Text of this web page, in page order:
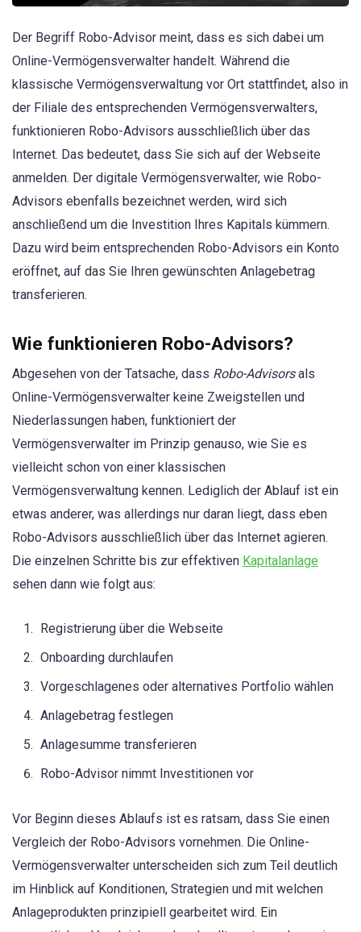
Der Begriff Robo-Advisor meint, dass es sich dabei um
Online-Vermögensverwalter handelt. Während die
klassische Vermögensverwaltung vor Ort stattfindet, also in
der Filiale des entsprechenden Vermögensverwalters,
funktionieren Robo-Advisors ausschließlich über das
Internet. Das bedeutet, dass Sie sich auf der Webseite
anmelden. Der digitale Vermögensverwalter, wie Robo-
Advisors ebenfalls bezeichnet werden, wird sich
anschließend um die Investition Ihres Kapitals kümmern.
Dazu wird beim entsprechenden Robo-Advisors ein Konto
eröffnet, auf das Sie Ihren gewünschten Anlagebetrag
transferieren.
Wie funktionieren Robo-Advisors?
Abgesehen von der Tatsache, dass Robo-Advisorsals
Online-Vermögensverwalter keine Zweigstellen und
Niederlassungen haben, funktioniert der
Vermögensverwalter im Prinzip genauso, wie Sie es
vielleicht schon von einer klassischen
Vermögensverwaltung kennen. Lediglich der Ablauf ist ein
etwas anderer, was allerdings nur daran liegt, dass eben
Robo-Advisors ausschließlich über das Internet agieren.
Die einzelnen Schritte bis zur effektiven Kapitalanlage
sehen dann wie folgt aus:
Registrierung über die Webseite
Onboarding durchlaufen
Vorgeschlagenes oder alternatives Portfolio wählen
Anlagebetrag festlegen
Anlagesumme transferieren
Robo-Advisor nimmt Investitionen vor
Vor Beginn dieses Ablaufs ist es ratsam, dass Sie einen
Vergleich der Robo-Advisors vornehmen. Die Online-
Vermögensverwalter unterscheiden sich zum Teil deutlich
im Hinblick auf Konditionen, Strategien und mit welchen
Anlageprodukten prinzipiell gearbeitet wird. Ein